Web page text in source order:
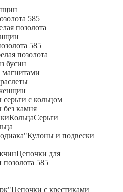
585
позолота
585
позолота
бусин
магнитами
с кольцом
камня
КольцаСерьги
Кулоны и подвески
Цепочки для
585
Цепочки с крестиками